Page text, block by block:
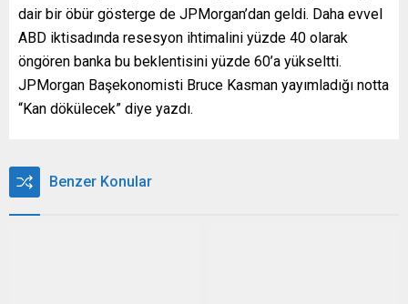
dair bir öbür gösterge de JPMorgan’dan geldi. Daha evvel
ABD iktisadında resesyon ihtimalini yüzde 40 olarak
öngören banka bu beklentisini yüzde 60’a yükseltti.
JPMorgan Başekonomisti Bruce Kasman yayımladığı notta
“Kan dökülecek” diye yazdı.
Benzer Konular